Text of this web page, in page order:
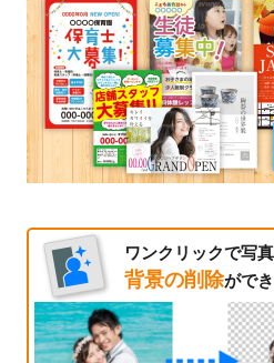
ワンクリックで写
背景の削除がで